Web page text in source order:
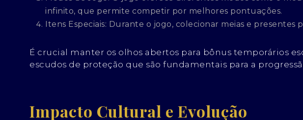
infinito, que permite competir por melhores pontuações.
Itens Especiais: Durante o jogo, colecionar meias e presentes
É crucial manter os olhos abertos para bônus temporários
escudos de proteção que são fundamentais para a
Impacto Cultural e Evolução